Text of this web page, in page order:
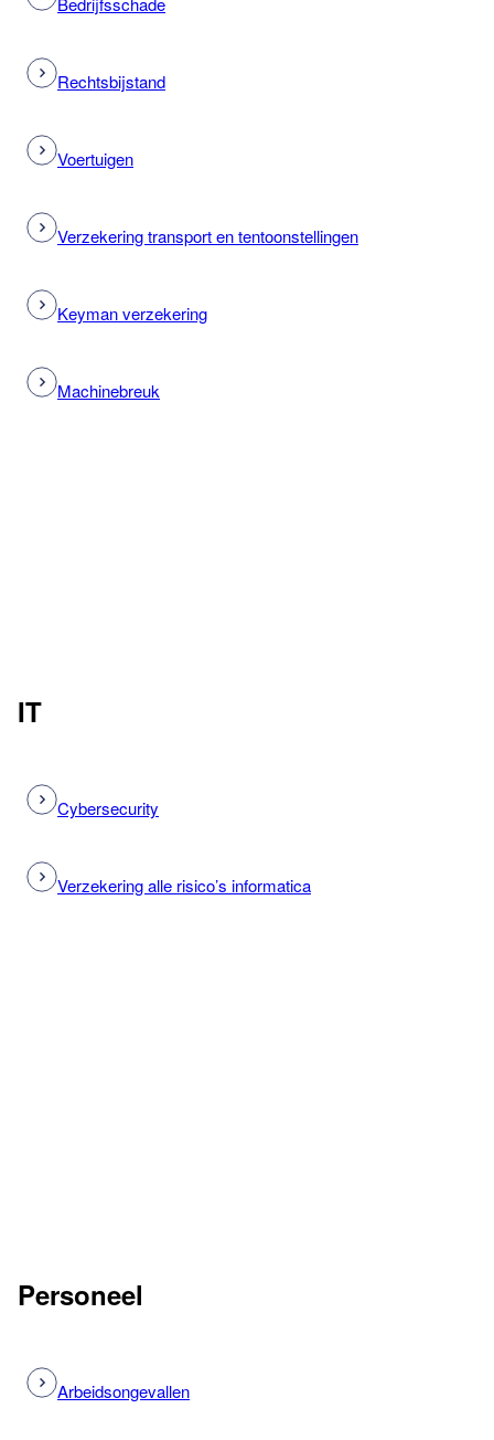
Rechtsbijstand
Voertuigen
Verzekering transport en tentoonstellingen
Keyman verzekering
Machinebreuk
IT
Cybersecurity
Verzekering alle risico’s informatica
Personeel
Arbeidsongevallen